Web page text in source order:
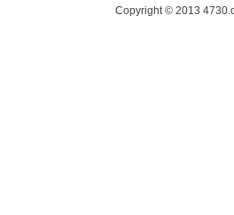
Copyright © 2013